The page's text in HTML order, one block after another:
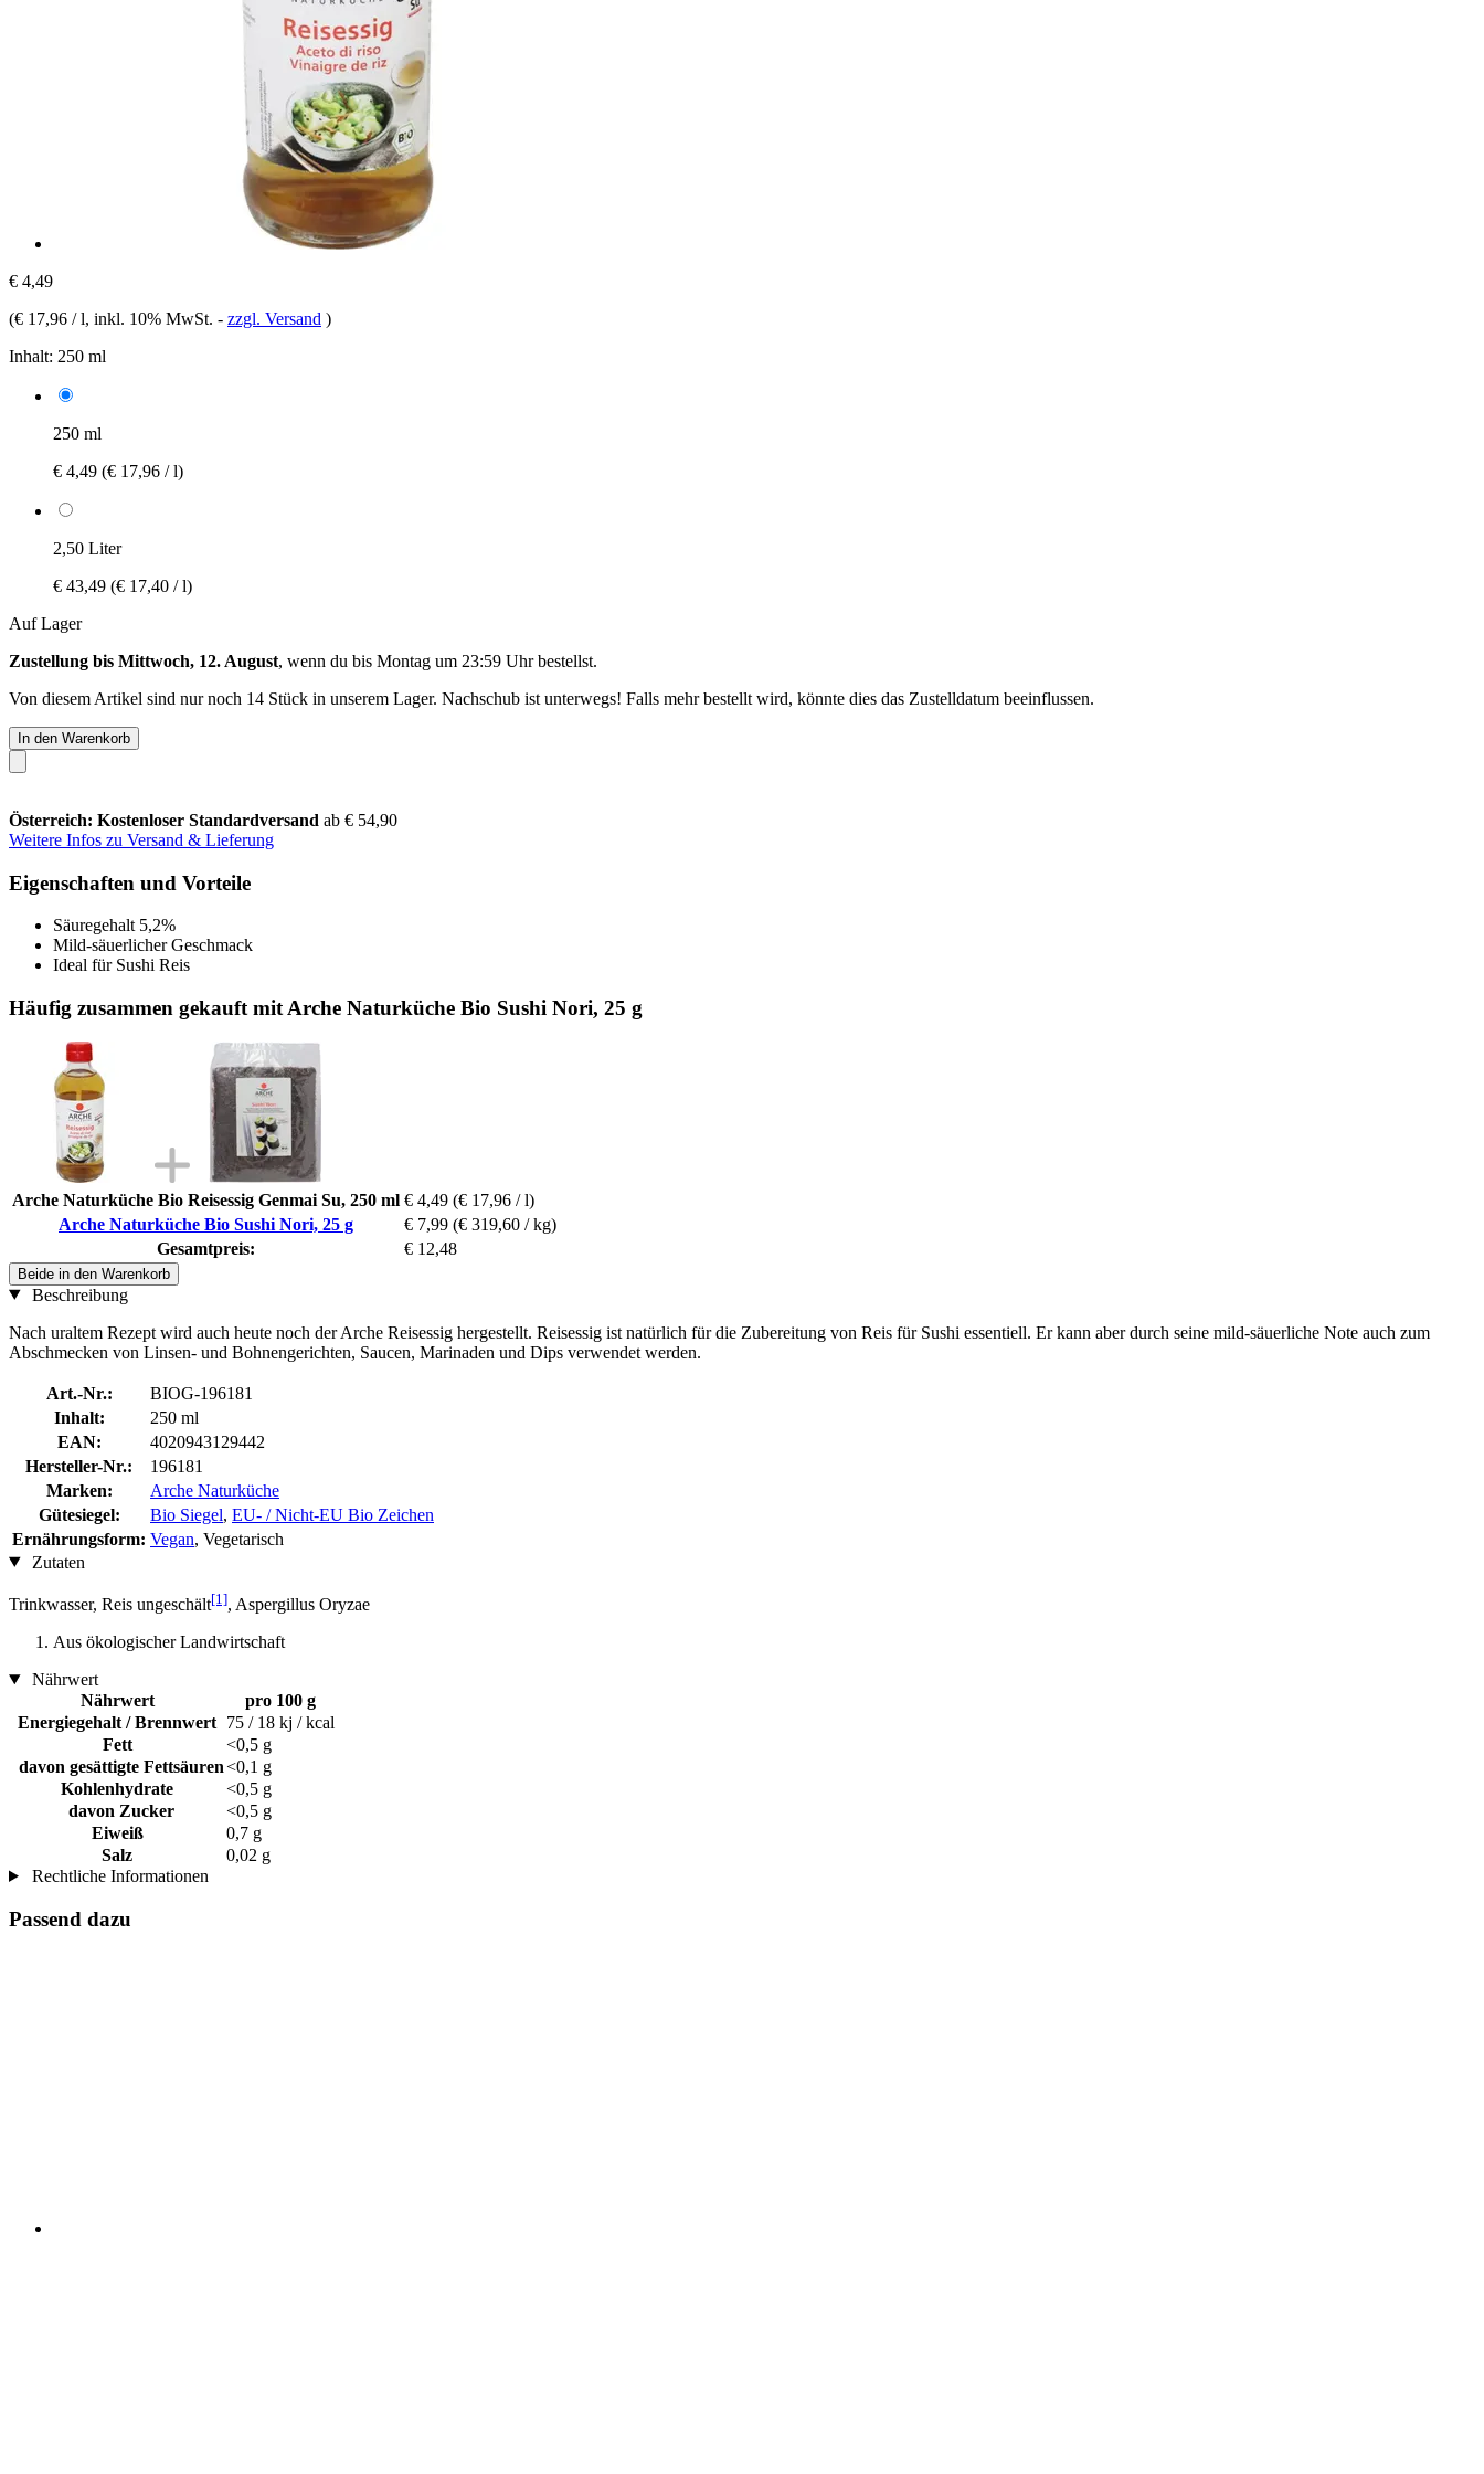
€ 4,49
(€ 17,96 / l, inkl. 10% MwSt. - zzgl. Versand )
Inhalt: 250 ml
250 ml
€ 4,49 (€ 17,96 / l)
2,50 Liter
€ 43,49 (€ 17,40 / l)
Auf Lager
Zustellung bis Mittwoch, 12. August, wenn du bis Montag um 23:59 Uhrbestellst.
Von diesem Artikel sind nur noch 14 Stück in unserem Lager. Nachschub ist unterwegs! Falls mehr bestellt wird, könnte dies das Zustelldatum beeinflussen.
In den Warenkorb
Österreich: Kostenloser Standardversand ab € 54,90
Weitere Infos zu Versand & Lieferung
Eigenschaften und Vorteile
Säuregehalt 5,2%
Mild-säuerlicher Geschmack
Ideal für Sushi Reis
Häufig zusammen gekauft mit Arche Naturküche Bio Sushi Nori, 25 g
Arche Naturküche Bio Reisessig Genmai Su, 250 ml € 4,49 (€ 17,96 / l)
Arche Naturküche Bio Sushi Nori, 25 g
€ 7,99 (€ 319,60 / kg)
Gesamtpreis:
€ 12,48
Beide in den Warenkorb
Beschreibung
Nach uraltem Rezept wird auch heute noch der Arche Reisessig hergestellt. Reisessig ist natürlich für die Zubereitung von Reis für Sushi essentiell. Er kann aber durch seine mild-säuerliche Note auch zum
Abschmecken von Linsen- und Bohnengerichten, Saucen, Marinaden und Dips verwendet werden.
Art.-Nr.:
BIOG-196181
Inhalt:
250 ml
EAN:
4020943129442
Hersteller-Nr.:
196181
Marken:
Arche Naturküche
Gütesiegel:
Bio Siegel, EU- / Nicht-EU Bio Zeichen
Ernährungsform: Vegan, Vegetarisch
Zutaten
Trinkwasser, Reis ungeschält[1], Aspergillus Oryzae
Aus ökologischer Landwirtschaft
Nährwert
Nährwert
pro 100 g
Energiegehalt / Brennwert 75 / 18 kj / kcal
Fett
<0,5 g
davon gesättigte Fettsäuren<0,1 g
Kohlenhydrate
<0,5 g
davon Zucker
<0,5 g
Eiweiß
0,7 g
Salz
0,02 g
Rechtliche Informationen
Passend dazu